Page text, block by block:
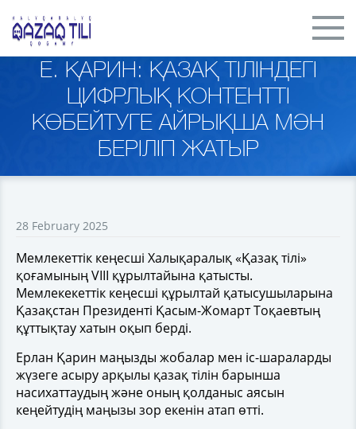
Е. ҚАРИН: ҚАЗАҚ ТІЛІНДЕГІ
ЦИФРЛЫҚ КОНТЕНТТІ
КӨБЕЙТУГЕ АЙРЫҚША МӘН
БЕРІЛІП ЖАТЫР
28 February 2025
Мемлекеттік кеңесші Халықаралық «Қазақ тілі»
қоғамының VIII құрылтайына қатысты.
Мемлекекеттік кеңесші құрылтай қатысушыларына
Қазақстан Президенті Қасым-Жомарт Тоқаевтың
құттықтау хатын оқып берді.
Ерлан Қарин маңызды жобалар мен іс-шараларды
жүзеге асыру арқылы қазақ тілін барынша
насихаттаудың және оның қолданыс аясын
кеңейтудің маңызы зор екенін атап өтті.